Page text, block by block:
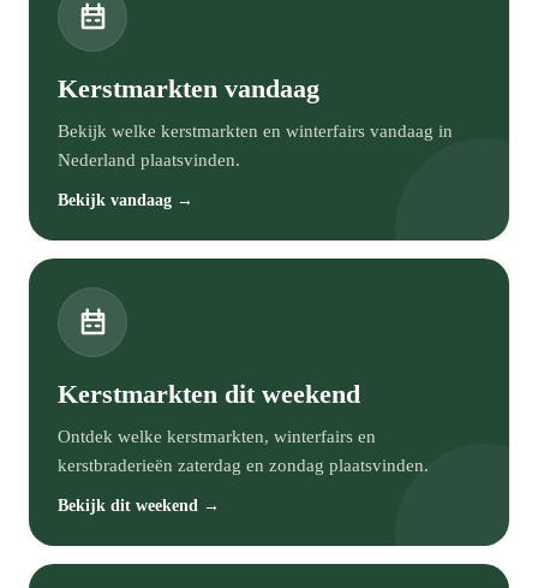
Kerstmarkten vandaag
Bekijk welke kerstmarkten en winterfairs vandaag in
Nederland plaatsvinden.
Bekijk vandaag →
Kerstmarkten dit weekend
Ontdek welke kerstmarkten, winterfairs en
kerstbraderieën zaterdag en zondag plaatsvinden.
Bekijk dit weekend →